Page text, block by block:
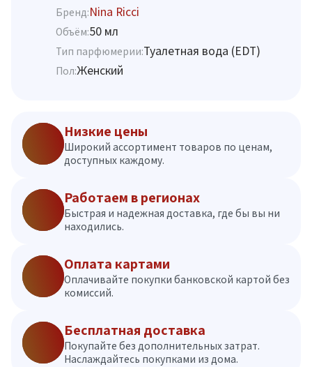
Бренд:Nina Ricci
Объём:50 мл
Тип парфюмерии:Туалетная вода (EDT)
Пол:Женский
Низкие цены
Широкий ассортимент товаров по ценам,
доступных каждому.
Работаем в регионах
Быстрая и надежная доставка, где бы вы ни
находились.
Оплата картами
Оплачивайте покупки банковской картой без
комиссий.
Бесплатная доставка
Покупайте без дополнительных затрат.
Наслаждайтесь покупками из дома.